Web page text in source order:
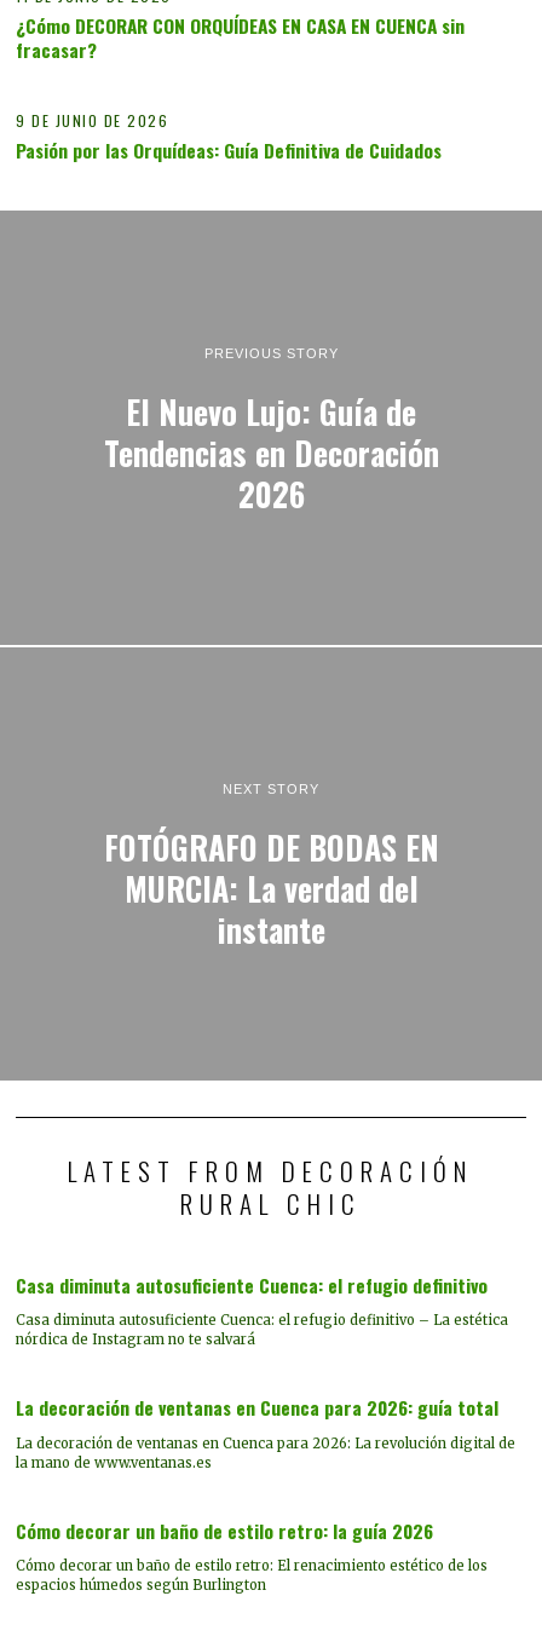
¿Cómo DECORAR CON ORQUÍDEAS EN CASA EN CUENCA sin
fracasar?
9 DE JUNIO DE 2026
Pasión por las Orquídeas: Guía Definitiva de Cuidados
PREVIOUS STORY
El Nuevo Lujo: Guía de
Tendencias en Decoración
2026
NEXT STORY
FOTÓGRAFO DE BODAS EN
MURCIA: La verdad del
instante
LATEST FROM DECORACIÓN
RURAL CHIC
Casa diminuta autosuficiente Cuenca: el refugio definitivo
Casa diminuta autosuficiente Cuenca: el refugio definitivo – La estética
nórdica de Instagram no te salvará
La decoración de ventanas en Cuenca para 2026: guía total
La decoración de ventanas en Cuenca para 2026: La revolución digital de
la mano de www.ventanas.es
Cómo decorar un baño de estilo retro: la guía 2026
Cómo decorar un baño de estilo retro: El renacimiento estético de los
espacios húmedos según Burlington